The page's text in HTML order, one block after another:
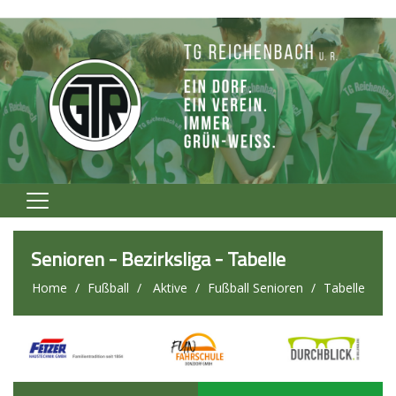
Home
Volleyball
Tennis
Senioren - Bezirksliga - Tabelle
Home Fußball Aktive Fußball Senioren Tabelle